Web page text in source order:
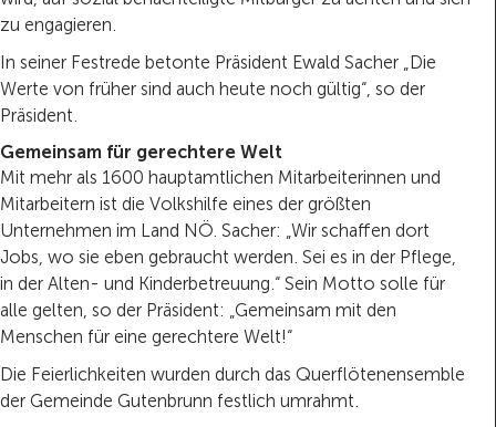
zu engagieren.
In seiner Festrede betonte Präsident Ewald Sacher „Die
Werte von früher sind auch heute noch gültig“, so der
Präsident.
Gemeinsam für gerechtere Welt
Mit mehr als 1600 hauptamtlichen Mitarbeiterinnen und
Mitarbeitern ist die Volkshilfe eines der größten
Unternehmen im Land NÖ. Sacher: „Wir schaffen dort
Jobs, wo sie eben gebraucht werden. Sei es in der Pflege,
in der Alten- und Kinderbetreuung.“ Sein Motto solle für
alle gelten, so der Präsident: „Gemeinsam mit den
Menschen für eine gerechtere Welt!“
Die Feierlichkeiten wurden durch das Querflötenensemble
der Gemeinde Gutenbrunn festlich umrahmt.